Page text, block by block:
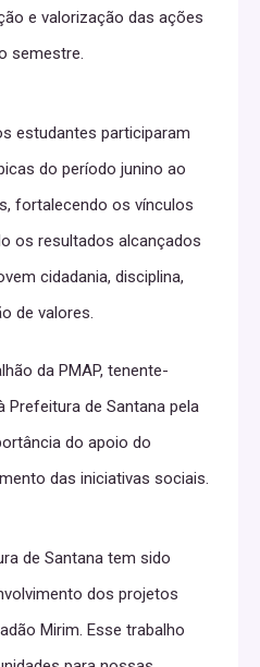
e valorização das ações
semestre.
estudantes participaram
do período junino ao
fortalecendo os vínculos
os resultados alcançados
cidadania, disciplina,
de valores.
da PMAP, tenente-
Prefeitura de Santana pela
do apoio do
das iniciativas sociais.
de Santana tem sido
dos projetos
Mirim. Esse trabalho